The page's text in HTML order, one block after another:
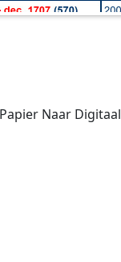
Naar Digitaal